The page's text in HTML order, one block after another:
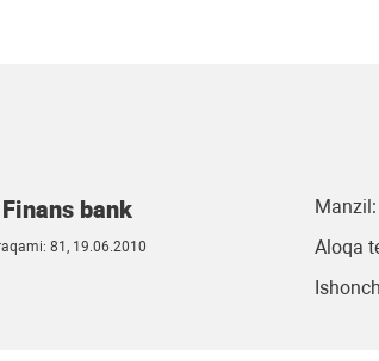
bank
81, 19.06.2010
Manzil:
Aloqa